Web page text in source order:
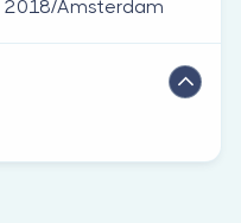
2018/Amsterdam